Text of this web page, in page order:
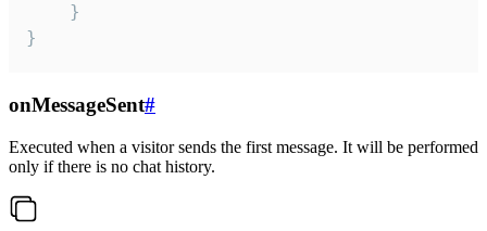
    }
}
onMessageSent#
Executed when a visitor sends the first message. It will be performed
only if there is no chat history.